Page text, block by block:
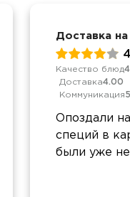
Доставка
Качество блюд
Доставка4.00
Коммуникация
Опоздали
специй в
были уже